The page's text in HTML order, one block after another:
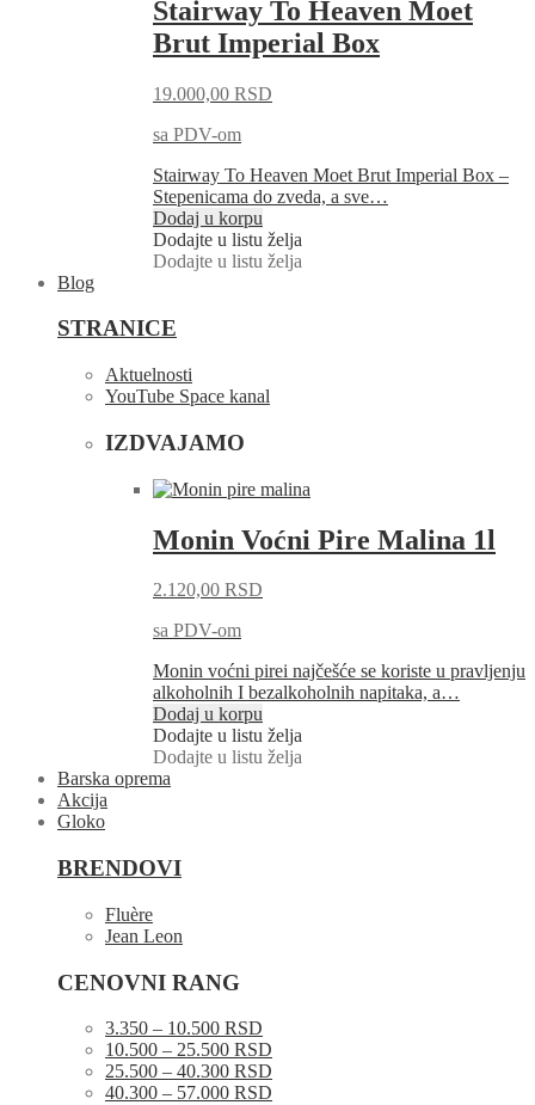
Stairway To Heaven Moet
Brut Imperial Box
19.000,00 RSD
sa PDV-om
Stairway To Heaven Moet Brut Imperial Box –
Stepenicama do zveda, a sve…
Dodaj u korpu
Dodajte u listu želja
Dodajte u listu želja
Blog
STRANICE
Aktuelnosti
YouTube Space kanal
IZDVAJAMO
Monin Voćni Pire Malina 1l
2.120,00 RSD
sa PDV-om
Monin voćni pirei najčešće se koriste u pravljenju
alkoholnih I bezalkoholnih napitaka, a…
Dodaj u korpu
Dodajte u listu želja
Dodajte u listu želja
Barska oprema
Akcija
Gloko
BRENDOVI
Fluère
Jean Leon
CENOVNI RANG
3.350 – 10.500 RSD
10.500 – 25.500 RSD
25.500 – 40.300 RSD
40.300 – 57.000 RSD